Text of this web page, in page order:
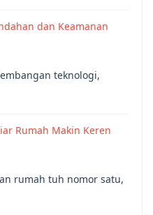
dan Keamanan
teknologi,
Rumah Makin Keren
rumah tuh nomor satu,